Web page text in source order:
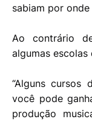
sabiam por
Ao contrário
algumas
“Alguns cursos
você pode
produção